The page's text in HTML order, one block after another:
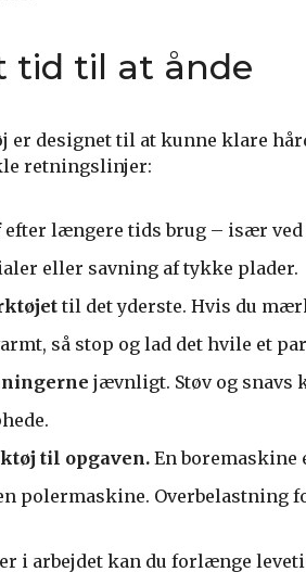
tid til at ånde
er designet til at kunne klare
retningslinjer:
efter længere tids brug – især ved
eller savning af tykke plader.
til det yderste. Hvis du
så stop og lad det hvile et
jævnligt. Støv og snavs
til opgaven.En boremaskine
polermaskine. Overbelastning
i arbejdet kan du forlænge